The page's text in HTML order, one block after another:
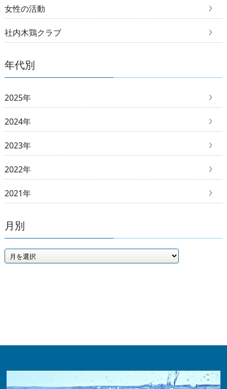
女性の活動
社内木鶏クラブ
年代別
2025年
2024年
2023年
2022年
2021年
月別